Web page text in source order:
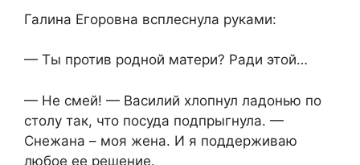
Галина Егоровна всплеснула руками:
— Ты против родной матери? Ради этой…
— Не смей! — Василий хлопнул ладонью по
столу так, что посуда подпрыгнула. —
Снежана – моя жена. И я поддерживаю
любое ее решение.